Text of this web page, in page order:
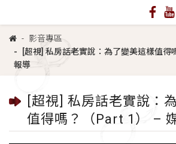
影音專區
[超視] 私房話老實說：為了變美這樣值得
報導
[超視] 私房話老實說：
值得嗎？（Part 1） –